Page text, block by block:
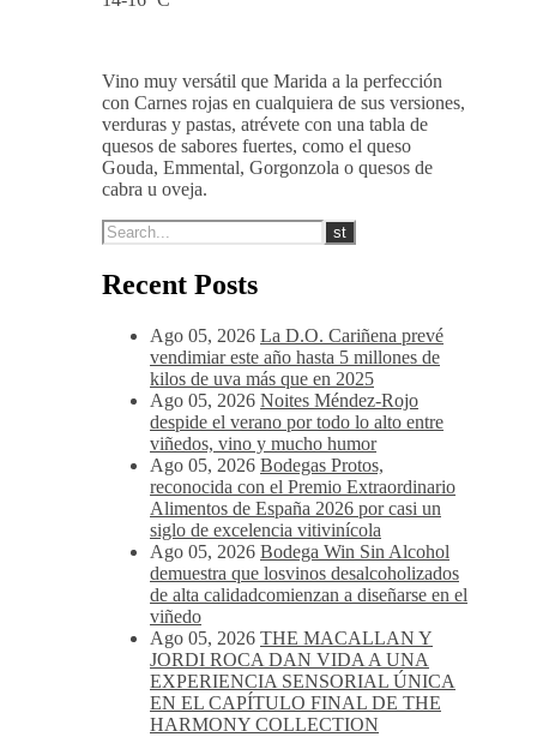
Vino muy versátil que Marida a la perfección
con Carnes rojas en cualquiera de sus versiones,
verduras y pastas, atrévete con una tabla de
quesos de sabores fuertes, como el queso
Gouda, Emmental, Gorgonzola o quesos de
cabra u oveja.
Recent Posts
Ago 05, 2026 La D.O. Cariñena prevé
vendimiar este año hasta 5 millones de
kilos de uva más que en 2025
Ago 05, 2026 Noites Méndez-Rojo
despide el verano por todo lo alto entre
viñedos, vino y mucho humor
Ago 05, 2026 Bodegas Protos,
reconocida con el Premio Extraordinario
Alimentos de España 2026 por casi un
siglo de excelencia vitivinícola
Ago 05, 2026 Bodega Win Sin Alcohol
demuestra que losvinos desalcoholizados
de alta calidadcomienzan a diseñarse en el
viñedo
Ago 05, 2026 THE MACALLAN Y
JORDI ROCA DAN VIDA A UNA
EXPERIENCIA SENSORIAL ÚNICA
EN EL CAPÍTULO FINAL DE THE
HARMONY COLLECTION